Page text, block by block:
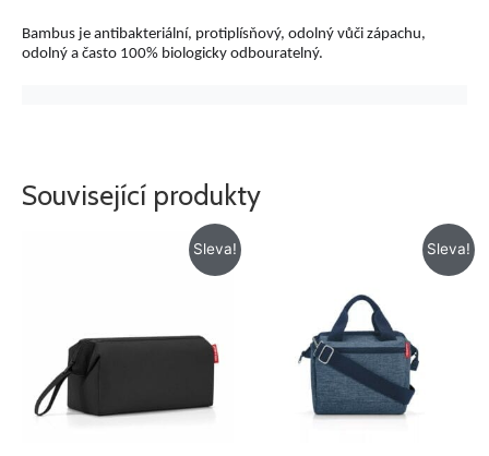
Bambus je antibakteriální, protiplísňový, odolný vůči zápachu,
odolný a často 100% biologicky odbouratelný.
Související produkty
Sleva!
Aktuální
cena
Sleva!
879 Kč.
Aktuální
cena